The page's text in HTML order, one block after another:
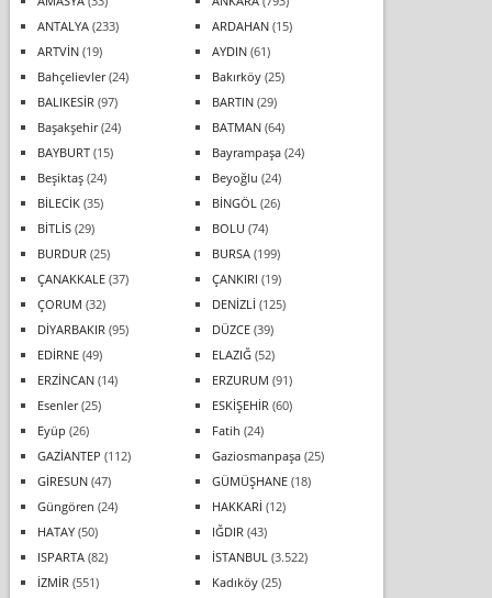
ANTALYA(233) ARDAHAN(15)
ARTVİN(19) AYDIN(61)
Bahçelievler(24) Bakırköy(25)
BALIKESİR (97) BARTIN(29)
Başakşehir(24) BATMAN(64)
BAYBURT(15) Bayrampaşa(24)
Beşiktaş(24) Beyoğlu (24)
BİLECİK(35) BİNGÖL (26)
BİTLİS(29) BOLU (74)
BURDUR (25) BURSA(199)
ÇANAKKALE(37) ÇANKIRI (19)
ÇORUM (32) DENİZLİ (125)
DİYARBAKIR (95) DÜZCE(39)
EDİRNE(49) ELAZIĞ(52)
ERZİNCAN(14) ERZURUM (91)
Esenler(25) ESKİŞEHİR (60)
Eyüp (26) Fatih (24)
GAZİANTEP (112) Gaziosmanpaşa(25)
GİRESUN(47) GÜMÜŞHANE(18)
Güngören (24) HAKKARİ (12)
HATAY(50) IĞDIR (43)
ISPARTA(82) İSTANBUL (3.522)
İZMİR (551) Kadıköy(25)